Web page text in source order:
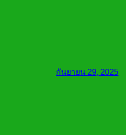
กันยายน 29, 2025